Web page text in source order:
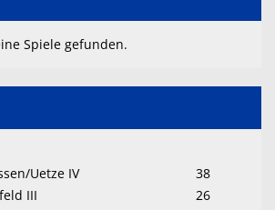
Spiele gefunden.
Uetze IV
38
III
26